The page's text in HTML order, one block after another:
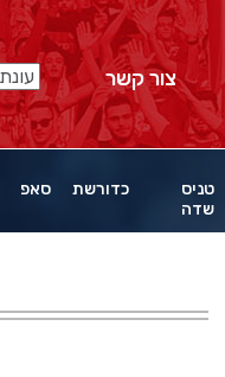
צור קשר
טניס
שדה
כדורשת סאפ